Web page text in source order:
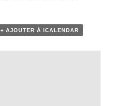
+ AJOUTER À ICALENDAR